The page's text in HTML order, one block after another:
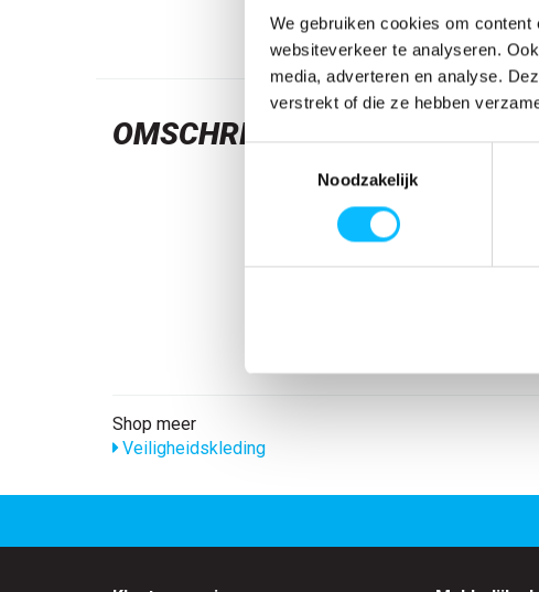
We gebruiken cookies om
websiteverkeer te analyseren.
media, adverteren en analyse.
verstrekt of die ze hebben
Noodzakelijk
OMSCHRIJVING
Shop meer
Veiligheidskleding